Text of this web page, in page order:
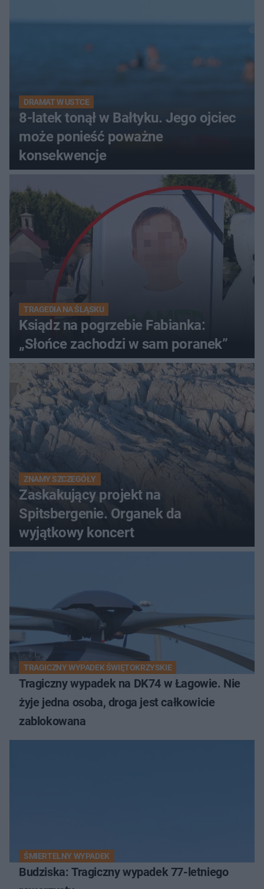
DRAMAT W USTCE
8-latek tonął w Bałtyku. Jego ojciec
może ponieść poważne
konsekwencje
TRAGEDIA NA ŚLĄSKU
Ksiądz na pogrzebie Fabianka:
„Słońce zachodzi w sam poranek”
ZNAMY SZCZEGÓŁY
Zaskakujący projekt na
Spitsbergenie. Organek da
wyjątkowy koncert
TRAGICZNY WYPADEK ŚWIĘTOKRZYSKIE
Tragiczny wypadek na DK74 w Łagowie. Nie
żyje jedna osoba, droga jest całkowicie
zablokowana
ŚMIERTELNY WYPADEK
Budziska: Tragiczny wypadek 77-letniego